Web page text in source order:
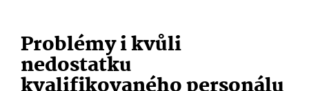
Problémy i kvůli
nedostatku